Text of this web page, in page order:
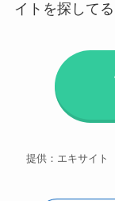
イトを探して
提供：エキサイト